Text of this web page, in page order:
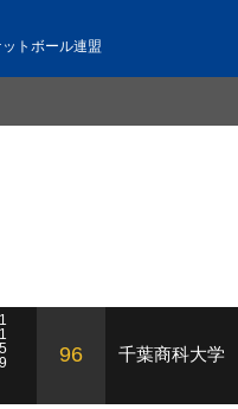
トボール連盟
96 千葉商科大学